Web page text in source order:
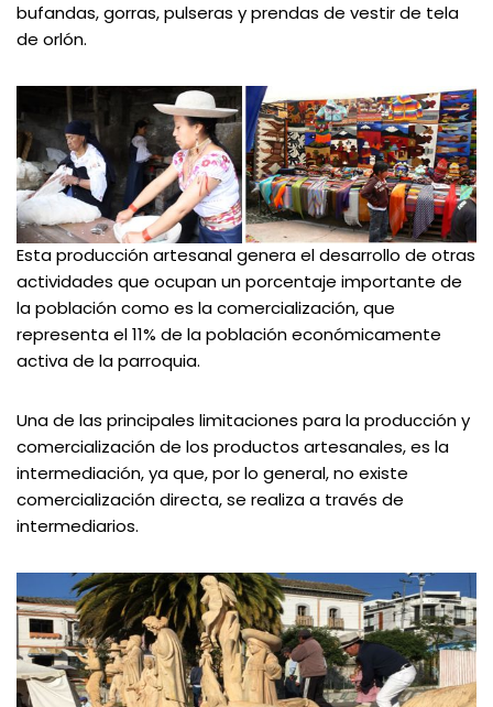
bufandas, gorras, pulseras y prendas de vestir de tela
de orlón.
Esta producción artesanal genera el desarrollo de otras
actividades que ocupan un porcentaje importante de
la población como es la comercialización, que
representa el 11% de la población económicamente
activa de la parroquia.
Una de las principales limitaciones para la producción y
comercialización de los productos artesanales, es la
intermediación, ya que, por lo general, no existe
comercialización directa, se realiza a través de
intermediarios.